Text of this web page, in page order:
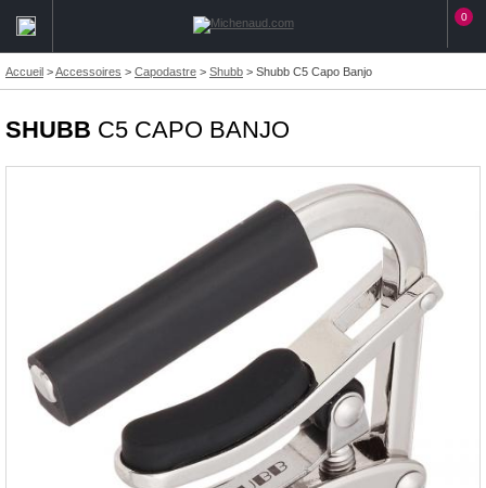
0
Accueil >Accessoires > Capodastre > Shubb > Shubb C5 Capo Banjo
SHUBB C5 CAPO BANJO